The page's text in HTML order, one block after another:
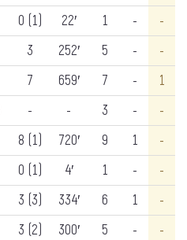
0 (1) 22′ 1 -
-
3 252′ 5 -
-
7 659′ 7 -
1
- - 3 -
-
8 (1) 720′ 9 1
-
0 (1) 4′ 1 -
-
3 (3) 334′ 6 1
-
3 (2) 300′ 5 -
-